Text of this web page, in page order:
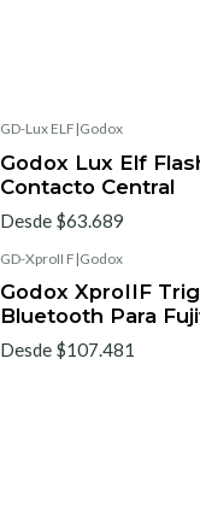
GD-Lux ELF |Godox
Godox Lux Elf
Contacto Central
Desde $63.689
GD-XproII F |Godox
Godox XproIIF
Bluetooth Para
Desde $107.481